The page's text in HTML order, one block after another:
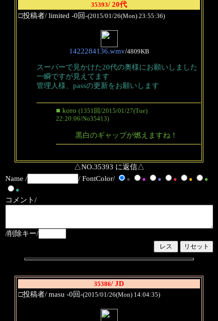
35393/ 20代
□投稿者/ limited -0回-(2015/01/26(Mon) 23:55:36)
1422284136.wmv/4809KB
スーパーで見かけた20代の奥様にお願いしました
一瞬ですが見えてます
管理人様、passの更新をお願いします
■ koro (1351回/2015/01/27(Tue)
22:20:06/No35413)
黒白のギャップが燃えますね！
△NO.35393 に返信△
Name /
/ FontColor/ ● ● ● ● ●
●
●
コメント/
/削除キー/
35386/ JD
□投稿者/ masu -0回-(2015/01/26(Mon) 14:04:35)